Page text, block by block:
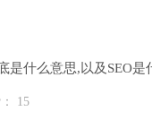
什么意思,以及SEO
15